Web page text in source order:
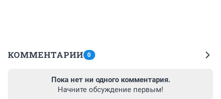
КОММЕНТАРИИ 0
Пока нет ни одного комментария.
Начните обсуждение первым!